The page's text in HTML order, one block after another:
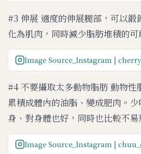
#3 伸展 適度的伸展腿部，可以鍛
化為肌肉，同時減少脂肪堆積的可
Image Source_Instagram |
#4 不要攝取太多動物脂肪 動物性
累積成體內的油脂、變成肥肉。
身、對身體也好，同時也比較不易
Image Source_Instagram |